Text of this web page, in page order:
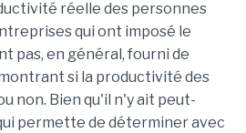
réelle des personnes
qui ont imposé le
pas, en général, fourni de
si la productivité des
non. Bien qu'il n'y ait peut-
permette de déterminer avec